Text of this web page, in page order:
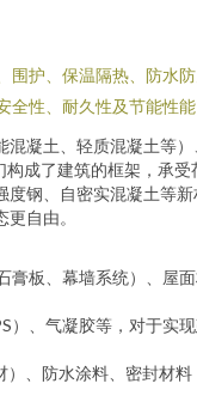
围护、保温隔热、防水
全性、耐久性及节能性
混凝土、轻质混凝土等）
成了建筑的框架，承受
度钢、自密实混凝土等新
自由。
膏板、幕墙系统）、屋
）、气凝胶等，对于实
）、防水涂料、密封材料